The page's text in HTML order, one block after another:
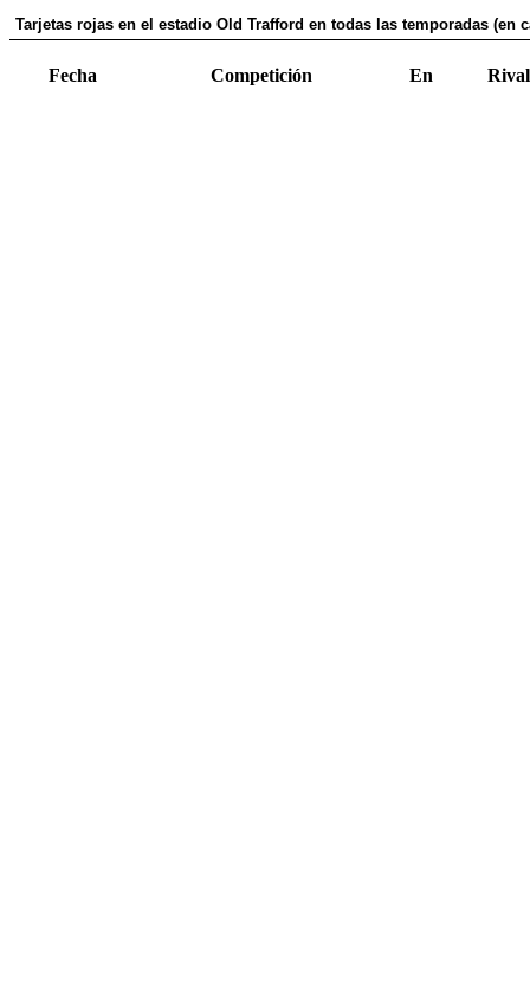
Tarjetas rojas en el estadio Old Trafford en todas las temporadas (en
Fecha Competición En Rival